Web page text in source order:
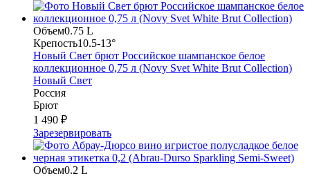
Объем0.75 L
Крепость10.5-13°
Новый Свет брют Российское шампанское белое
коллекционное 0,75 л (Novy Svet White Brut Collection)
Новый Свет
Россия
Брют
1 490 ₽
Зарезервировать
Объем0.2 L